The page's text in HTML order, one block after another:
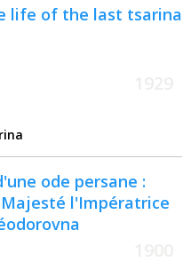
life of the last tsarina
ode persane :
Majesté l'Impératrice